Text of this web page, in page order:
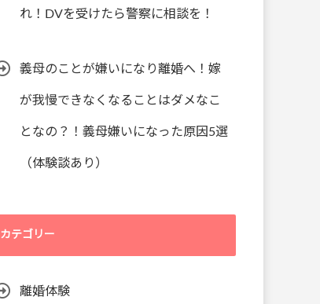
れ！DVを受けたら警察に相談を！
義母のことが嫌いになり離婚へ！嫁
が我慢できなくなることはダメなこ
となの？！義母嫌いになった原因5選
（体験談あり）
カテゴリー
離婚体験